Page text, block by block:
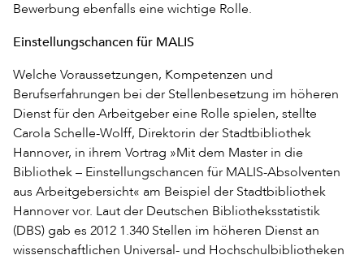
Bewerbung ebenfalls eine wichtige Rolle.
Einstellungschancen für MALIS
Welche Voraussetzungen, Kompetenzen und
Berufserfahrungen bei der Stellenbesetzung im höheren
Dienst für den Arbeitgeber eine Rolle spielen, stellte
Carola Schelle-Wolff, Direktorin der Stadtbibliothek
Hannover, in ihrem Vortrag »Mit dem Master in die
Bibliothek – Einstellungschancen für MALIS-Absolventen
aus Arbeitgebersicht« am Beispiel der Stadtbibliothek
Hannover vor. Laut der Deutschen Bibliotheksstatistik
(DBS) gab es 2012 1.340 Stellen im höheren Dienst an
wissenschaftlichen Universal- und Hochschulbibliotheken